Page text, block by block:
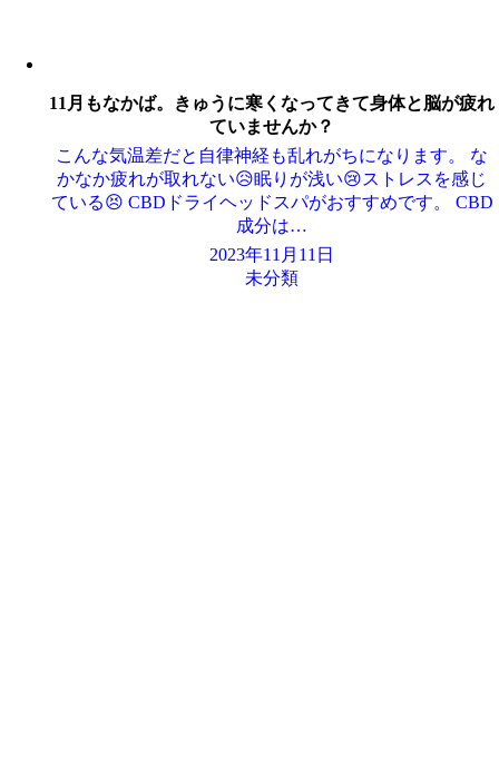
11月もなかば。きゅうに寒くなってきて身体と脳が疲れ
ていませんか？
こんな気温差だと自律神経も乱れがちになります。 な
かなか疲れが取れない😥眠りが浅い😢ストレスを感じ
ている😣 CBDドライヘッドスパがおすすめです。 CBD
成分は…
2023年11月11日
未分類